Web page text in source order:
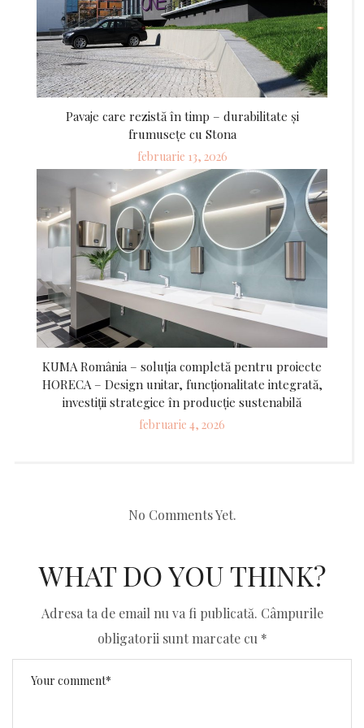
Pavaje care rezistă în timp – durabilitate și
frumusețe cu Stona
Posted
on
februarie 13, 2026
KUMA România – soluția completă pentru proiecte
HORECA – Design unitar, funcționalitate integrată,
investiții strategice în producție sustenabilă
Posted
februarie 4, 2026
No Comments Yet.
WHAT DO YOU THINK?
Adresa ta de email nu va fi publicată. Câmpurile
obligatorii sunt marcate cu *